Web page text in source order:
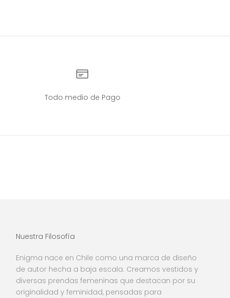
Todo medio de Pago
Nuestra Filosofía
Enigma nace en Chile como una marca de diseño
de autor hecha a baja escala. Creamos vestidos y
diversas prendas femeninas que destacan por su
originalidad y feminidad, pensadas para